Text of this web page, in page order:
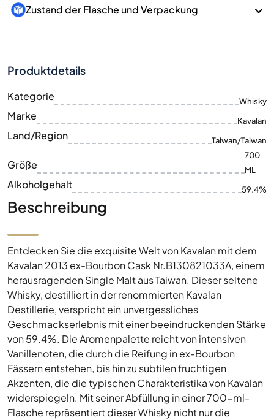
Zustand der Flasche und Verpackung
Produktdetails
Kategorie Whisky
Marke Kavalan
Land/Region Taiwan/Taiwan
Größe
700
ML
Alkoholgehalt 59.4%
Beschreibung
Entdecken Sie die exquisite Welt von Kavalan mit dem
Kavalan 2013 ex-Bourbon Cask Nr.B130821033A, einem
herausragenden Single Malt aus Taiwan. Dieser seltene
Whisky, destilliert in der renommierten Kavalan
Destillerie, verspricht ein unvergessliches
Geschmackserlebnis mit einer beeindruckenden Stärke
von 59.4%. Die Aromenpalette reicht von intensiven
Vanillenoten, die durch die Reifung in ex-Bourbon
Fässern entstehen, bis hin zu subtilen fruchtigen
Akzenten, die die typischen Charakteristika von Kavalan
widerspiegeln. Mit seiner Abfüllung in einer 700-ml-
Flasche repräsentiert dieser Whisky nicht nur die